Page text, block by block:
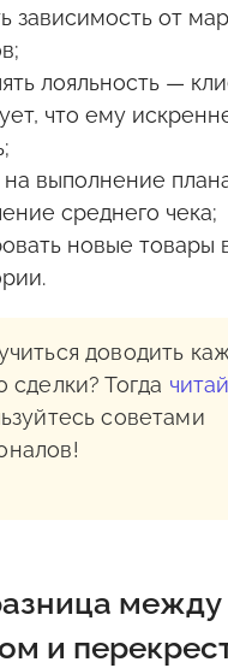
зависимость от
лояльность —
что ему
на выполнение
среднего чека;
новые товары
доводить
сделки? Тогда
советами
между
и